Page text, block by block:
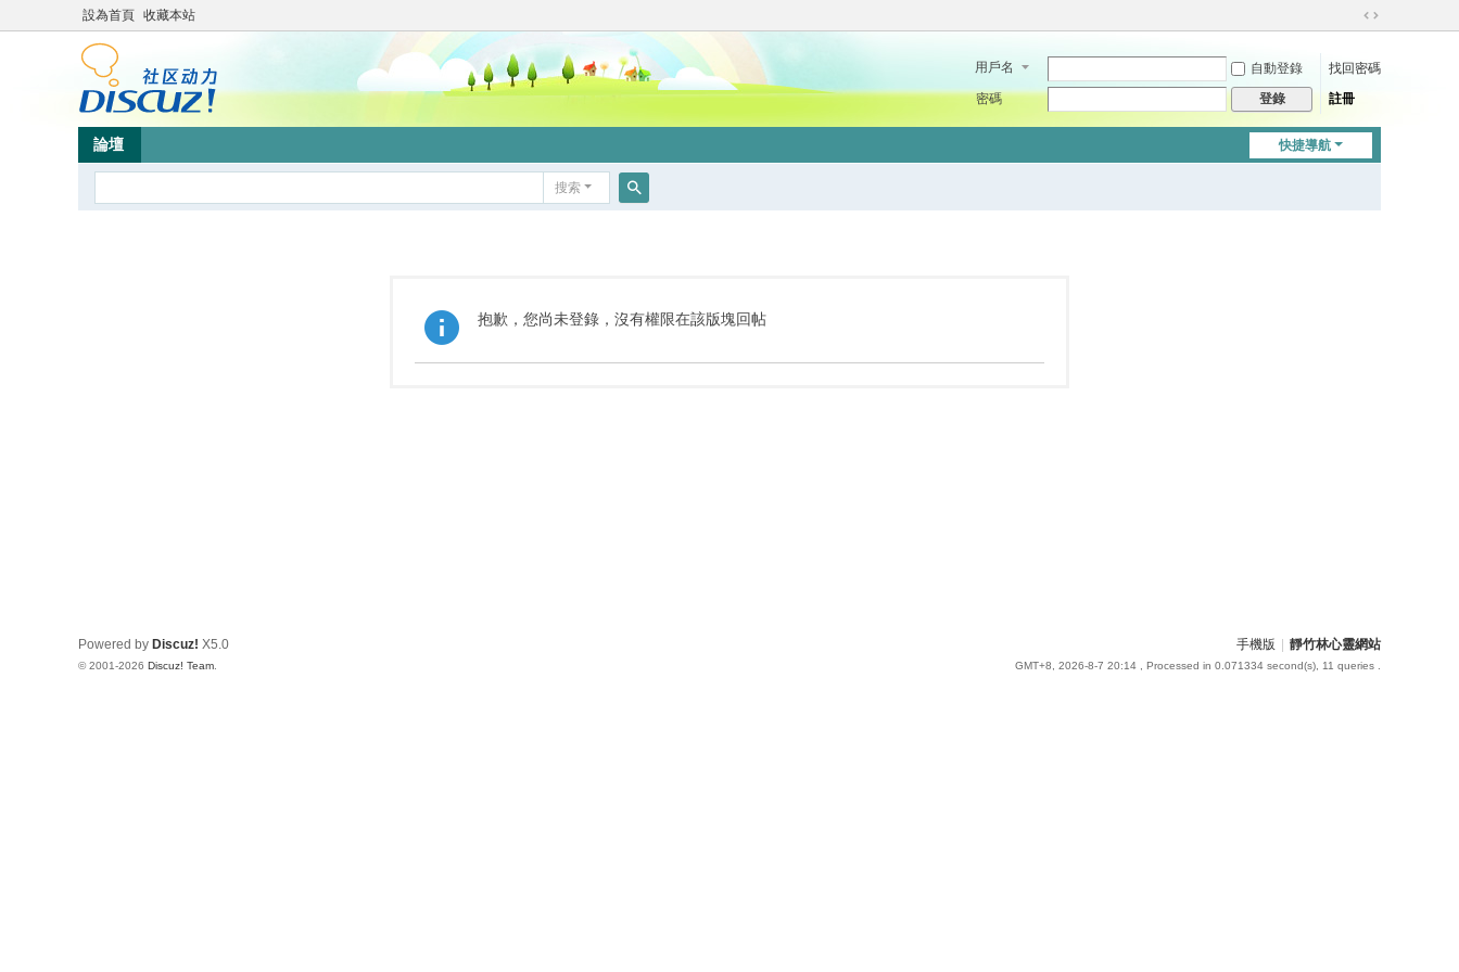
設為首頁 收藏本站
切
到
用戶名 自動登錄
找回密碼
密碼
登錄 註冊
快捷導航
論壇
搜索
抱歉，您尚未登錄，沒有權限在該版塊回帖
手機版 靜竹林心靈網站
GMT+8, 2026-8-7 20:14 , Processed in 0.071334 second(s), 11 queries .
Powered by Discuz! X5.0
© 2001-2026 Discuz! Team